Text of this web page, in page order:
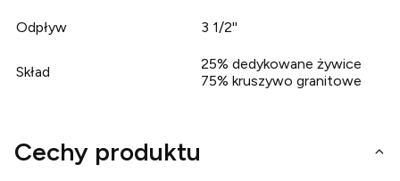
Odpływ 3 1/2''
Skład
25% dedykowane żywice
75% kruszywo granitowe
Cechy produktu